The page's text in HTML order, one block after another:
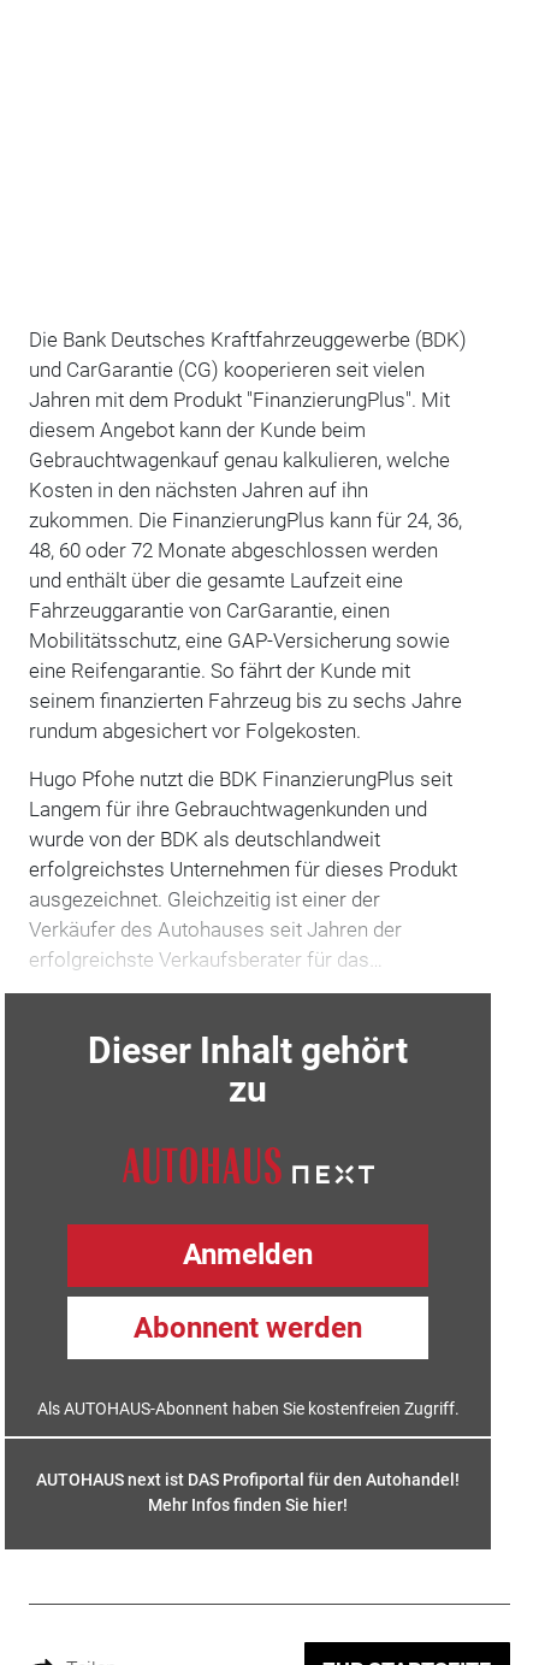
Die Bank Deutsches Kraftfahrzeuggewerbe (BDK)
und CarGarantie (CG) kooperieren seit vielen
Jahren mit dem Produkt "FinanzierungPlus". Mit
diesem Angebot kann der Kunde beim
Gebrauchtwagenkauf genau kalkulieren, welche
Kosten in den nächsten Jahren auf ihn
zukommen. Die FinanzierungPlus kann für 24, 36,
48, 60 oder 72 Monate abgeschlossen werden
und enthält über die gesamte Laufzeit eine
Fahrzeuggarantie von CarGarantie, einen
Mobilitätsschutz, eine GAP-Versicherung sowie
eine Reifengarantie. So fährt der Kunde mit
seinem finanzierten Fahrzeug bis zu sechs Jahre
rundum abgesichert vor Folgekosten.
Hugo Pfohe nutzt die BDK FinanzierungPlus seit
Langem für ihre Gebrauchtwagenkunden und
wurde von der BDK als deutschlandweit
erfolgreichstes Unternehmen für dieses Produkt
ausgezeichnet. Gleichzeitig ist einer der
Verkäufer des Autohauses seit Jahren der
erfolgreichste Verkaufsberater für das…
Dieser Inhalt gehört
zu
Anmelden
Abonnent werden
Als AUTOHAUS-Abonnent haben Sie kostenfreien Zugriff.
AUTOHAUS next ist DAS Profiportal für den Autohandel!
Mehr Infos finden Sie hier!